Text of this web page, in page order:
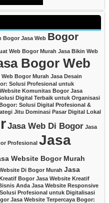
Bogor Jasa Web Bogor
Web Bogor Murah Jasa Bikin Web
Bogor Web
Web Bogor Murah Jasa Desain
Solusi Profesional untuk
Komunitas Bogor Jasa
Digital Terbaik untuk Organisasi
Solusi Digital Profesional &
Jitu Dominasi Pasar Digital Lokal
Jasa Web Di Bogor Jasa
Profesional Jasa
Website Bogor Murah
Di Bogor Murah Jasa
Bogor Jasa Website Kreatif
Anda Jasa Website Responsive
Profesional untuk Digitalisasi
Jasa Website Terpercaya Bogor: